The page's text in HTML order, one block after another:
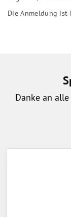
Die Anmeldung ist
Danke an